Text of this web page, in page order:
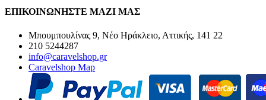
ΕΠΙΚΟΙΝΩΝΗΣΤΕ ΜΑΖΙ ΜΑΣ
Μπουμπουλίνας 9, Νέο Ηράκλειο, Αττικής, 141 22
210 5244287
info@caravelshop.gr
Caravelshop Map